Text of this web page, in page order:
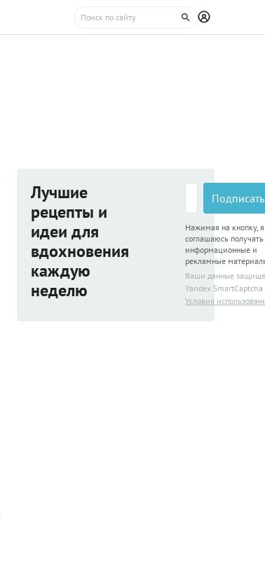
Лучшие
рецепты и
идеи для
вдохновения
каждую
неделю
Нажимая на кнопку, я
соглашаюсь получать
информационные и
рекламные
Ваши данные
Yandex SmartCaptcha
Условия